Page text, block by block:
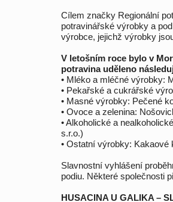
Cílem značky Regionální
potravinářské výrobky a
výrobce, jejichž výrobky
V letošním roce bylo v
potravina uděleno
• Mléko a mléčné výrobky:
• Pekařské a cukrářské
• Masné výrobky: Pečené
• Ovoce a zelenina:
• Alkoholické a
s.r.o.)
• Ostatní výrobky:
Slavnostní vyhlášení
podiu. Některé společnosti
HUSACINA U GALIKA –